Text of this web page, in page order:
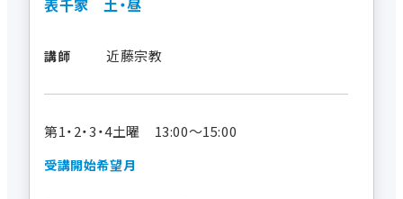
講師 近藤宗教
第1・2・3・4土曜 13:00～15:00
受講開始希望月